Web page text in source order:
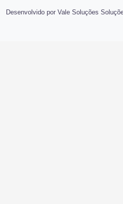
Desenvolvido por Vale Soluções